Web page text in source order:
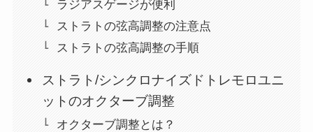
ラジアスゲージが便利
ストラトの弦高調整の注意点
ストラトの弦高調整の手順
ストラト/シンクロナイズドトレモロユニ
ットのオクターブ調整
オクターブ調整とは？